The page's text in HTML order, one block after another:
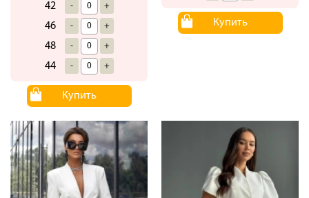
42 - +
46 - +
48 - +
44 - +
Купить
Купить